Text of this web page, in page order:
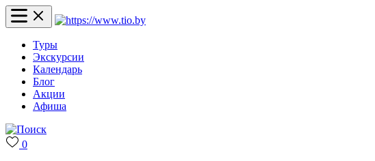
Туры
Экскурсии
Календарь
Блог
Акции
Афиша
0